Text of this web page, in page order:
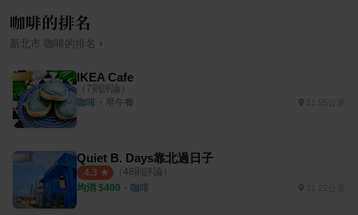
咖啡的排名
新北市 咖啡 的排名 ›
IKEA Cafe
（ 7則評論）
咖啡 ・ 早午餐 11.95公里
Quiet B. Days靠北過日子
4.3 （ 48則評論）
均消 $400 ・ 咖啡 31.22公里